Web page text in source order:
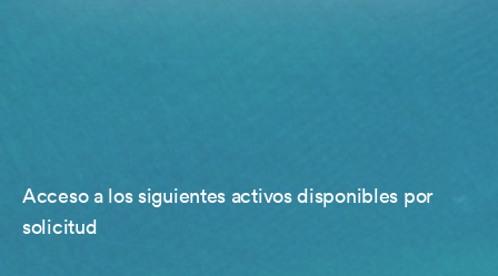
Acceso a los siguientes activos disponibles por
solicitud